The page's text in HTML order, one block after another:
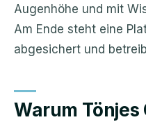
Augenhöhe und mit
Am Ende steht eine
abgesichert und
Warum